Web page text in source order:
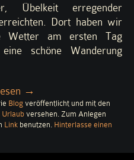
Übelkeit erregender
Dort haben wir
Wetter am ersten Tag
schöne Wanderung
„Hvannavatn:
See
mit
→
Blog veröffentlicht und mit den
Urlaub versehen. Zum Anlegen
Link benutzen. Hinterlasse einen